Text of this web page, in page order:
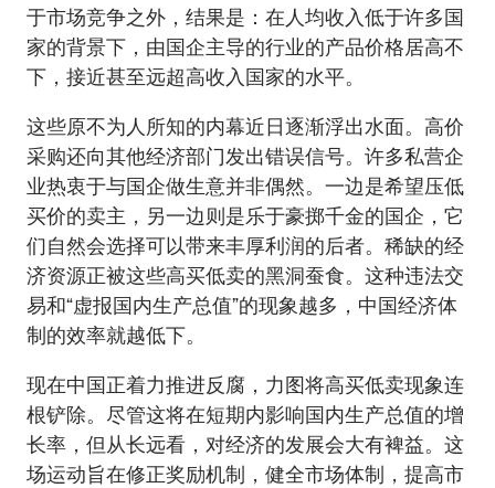
于市场竞争之外，结果是：在人均收入低于许多国
家的背景下，由国企主导的行业的产品价格居高不
下，接近甚至远超高收入国家的水平。
这些原不为人所知的内幕近日逐渐浮出水面。高价
采购还向其他经济部门发出错误信号。许多私营企
业热衷于与国企做生意并非偶然。一边是希望压低
买价的卖主，另一边则是乐于豪掷千金的国企，它
们自然会选择可以带来丰厚利润的后者。稀缺的经
济资源正被这些高买低卖的黑洞蚕食。这种违法交
易和“虚报国内生产总值”的现象越多，中国经济体
制的效率就越低下。
现在中国正着力推进反腐，力图将高买低卖现象连
根铲除。尽管这将在短期内影响国内生产总值的增
长率，但从长远看，对经济的发展会大有裨益。这
场运动旨在修正奖励机制，健全市场体制，提高市